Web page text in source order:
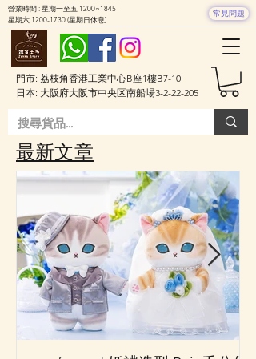
門市: 荔枝角香港工業中心B座1樓B7-10
日本: 大阪府大阪市中央区南船場3-2-22-205
營業時間 : 星期一至五 1200~1845
星期六 1200-1730(星期日休息)
常見問題
​最新文章